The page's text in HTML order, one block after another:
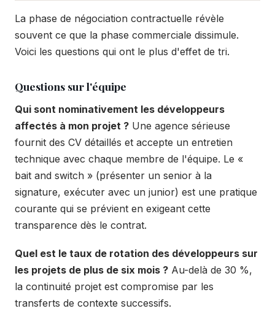
La phase de négociation contractuelle révèle
souvent ce que la phase commerciale dissimule.
Voici les questions qui ont le plus d'effet de tri.
Questions sur l'équipe
Qui sont nominativement les développeurs
affectés à mon projet ? Une agence sérieuse
fournit des CV détaillés et accepte un entretien
technique avec chaque membre de l'équipe. Le «
bait and switch » (présenter un senior à la
signature, exécuter avec un junior) est une pratique
courante qui se prévient en exigeant cette
transparence dès le contrat.
Quel est le taux de rotation des développeurs sur
les projets de plus de six mois ? Au-delà de 30 %,
la continuité projet est compromise par les
transferts de contexte successifs.